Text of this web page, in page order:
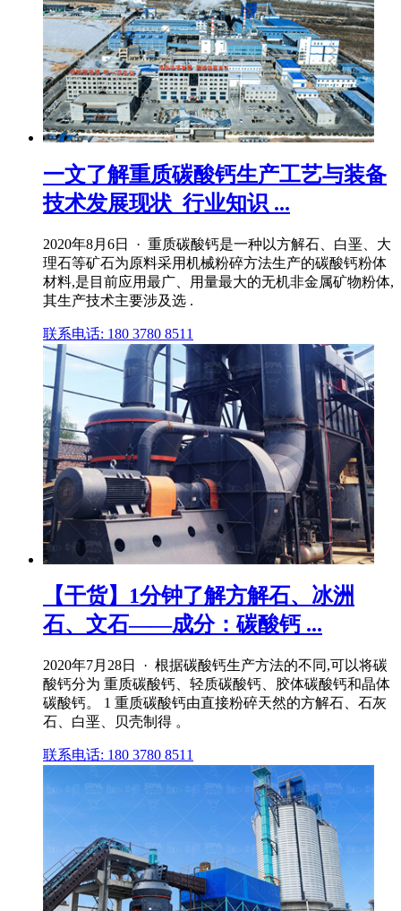
一文了解重质碳酸钙生产工艺与装备
技术发展现状_行业知识 ...
2020年8月6日 · 重质碳酸钙是一种以方解石、白垩、大
理石等矿石为原料采用机械粉碎方法生产的碳酸钙粉体
材料,是目前应用最广、用量最大的无机非金属矿物粉体,
其生产技术主要涉及选 .
联系电话: 180 3780 8511
【干货】1分钟了解方解石、冰洲
石、文石——成分：碳酸钙 ...
2020年7月28日 · 根据碳酸钙生产方法的不同,可以将碳
酸钙分为 重质碳酸钙、轻质碳酸钙、胶体碳酸钙和晶体
碳酸钙。 1 重质碳酸钙由直接粉碎天然的方解石、石灰
石、白垩、贝壳制得 。
联系电话: 180 3780 8511